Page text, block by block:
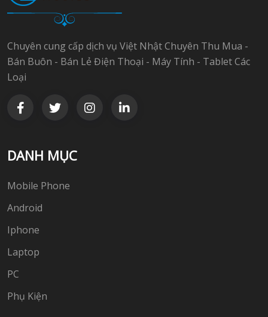
Chuyên cung cấp dịch vụ Việt Nhật Chuyên Thu Mua -
Bán Buôn - Bán Lẻ Điện Thoại - Máy Tính - Tablet Các
Loại
DANH MỤC
Mobile Phone
Android
Iphone
Laptop
PC
Phụ Kiện